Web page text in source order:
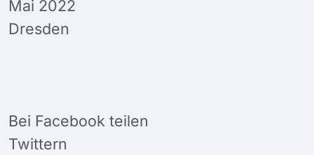
Mai 2022
Dresden
Bei Facebook teilen
Twittern